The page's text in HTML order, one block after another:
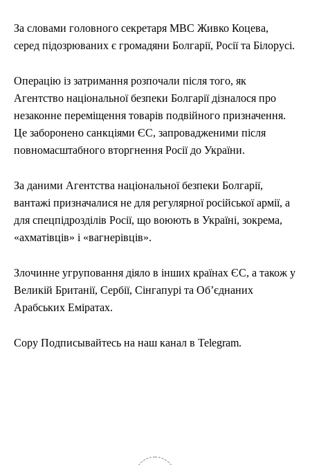
За словами головного секретаря МВС Живко Коцева,
серед підозрюваних є громадяни Болгарії, Росії та Білорусі.
Операцію із затримання розпочали після того, як
Агентство національної безпеки Болгарії дізналося про
незаконне переміщення товарів подвійного призначення.
Це заборонено санкціями ЄС, запровадженими після
повномасштабного вторгнення Росії до України.
За даними Агентства національної безпеки Болгарії,
вантажі призначалися не для регулярної російської армії, а
для спецпідрозділів Росії, що воюють в Україні, зокрема,
«ахматівців» і «вагнерівців».
Злочинне угруповання діяло в інших країнах ЄС, а також у
Великій Британії, Сербії, Сінгапурі та Об’єднаних
Арабських Еміратах.
Copy Подписывайтесь на наш канал в Telegram.